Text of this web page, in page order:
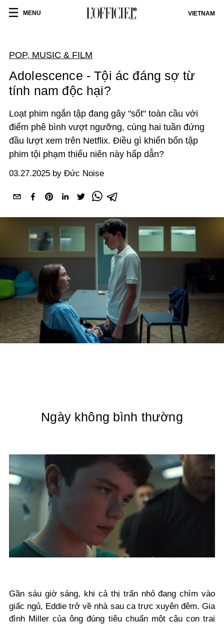
MENU VIETNAM
POP, MUSIC & FILM
Adolescence - Tội ác đáng sợ từ
tính nam độc hại?
Loạt phim ngắn tập đang gây "sốt" toàn cầu với
điểm phê bình vượt ngưỡng, cùng hai tuần đứng
đầu lượt xem trên Netflix. Điều gì khiến bốn tập
phim tội phạm thiếu niên này hấp dẫn?
03.27.2025 by Đức Noise
Ngày không bình thường
Gần sáu giờ sáng, khi cả thị trấn nhỏ đang chìm vào
giấc ngủ, Eddie trở về nhà sau ca trực xuyên đêm. Gia
đình Miller của ông đúng tiêu chuẩn một cậu con trai